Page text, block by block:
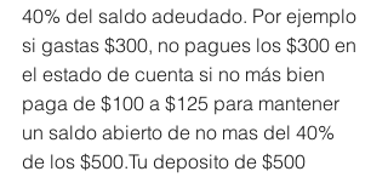
40% del saldo adeudado. Por ejemplo
si gastas $300, no pagues los $300 en
el estado de cuenta si no más bien
paga de $100 a $125 para mantener
un saldo abierto de no mas del 40%
de los $500.Tu deposito de $500